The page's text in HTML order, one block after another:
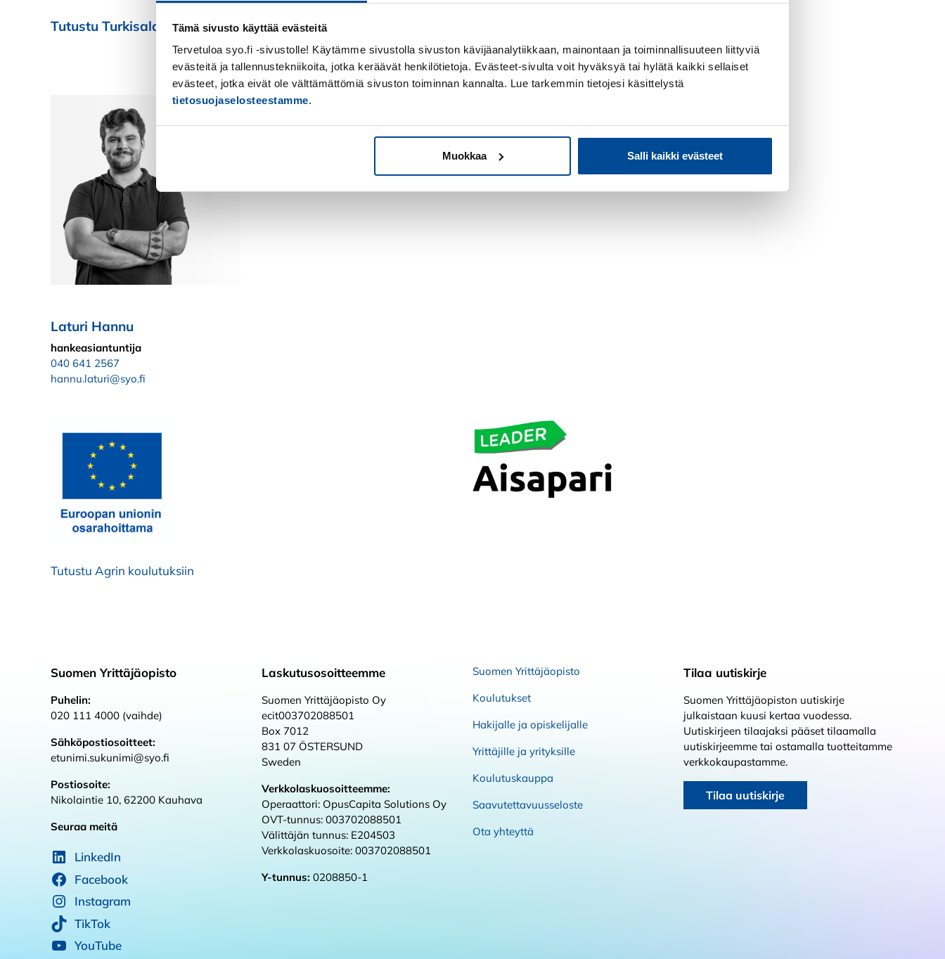
Tämä sivusto käyttää evästeitä
Tervetuloa syo.fi -sivustolle! Käytämme sivustolla sivuston kävijäanalytiikkaan, mainontaan ja toiminnallisuuteen liittyviä
evästeitä ja tallennustekniikoita, jotka keräävät henkilötietoja. Evästeet-sivulta voit hyväksyä tai hylätä kaikki sellaiset
evästeet, jotka eivät ole välttämättömiä sivuston toiminnan kannalta. Lue tarkemmin tietojesi käsittelystä
tietosuojaselosteestamme.
Muokkaa Salli kaikki evästeet
Tutustu Turkisalan yrittäjien kehittymisen avaimet -hankkeeseen
Laturi Hannu
hankeasiantuntija
040 641 2567
hannu.laturi@syo.fi
Tutustu Agrin koulutuksiin
Suomen Yrittäjäopisto
Puhelin:
020 111 4000 (vaihde)
Sähköpostiosoitteet:
etunimi.sukunimi@syo.fi
Postiosoite:
Nikolaintie 10, 62200 Kauhava
Seuraa meitä
LinkedIn
Facebook
Instagram
TikTok
YouTube
Laskutusosoitteemme
Suomen Yrittäjäopisto Oy
ecit003702088501
Box 7012
831 07 ÖSTERSUND
Sweden
Verkkolaskuosoitteemme:
Operaattori: OpusCapita Solutions Oy
OVT-tunnus: 003702088501
Välittäjän tunnus: E204503
Verkkolaskuosoite: 003702088501
Y-tunnus: 0208850-1
Suomen Yrittäjäopisto
Koulutukset
Hakijalle ja opiskelijalle
Yrittäjille ja yrityksille
Koulutuskauppa
Saavutettavuusseloste
Ota yhteyttä
Tilaa uutiskirje
Suomen Yrittäjäopiston uutiskirje
julkaistaan kuusi kertaa vuodessa.
Uutiskirjeen tilaajaksi pääset tilaamalla
uutiskirjeemme tai ostamalla tuotteitamme
verkkokaupastamme.
Tilaa uutiskirje